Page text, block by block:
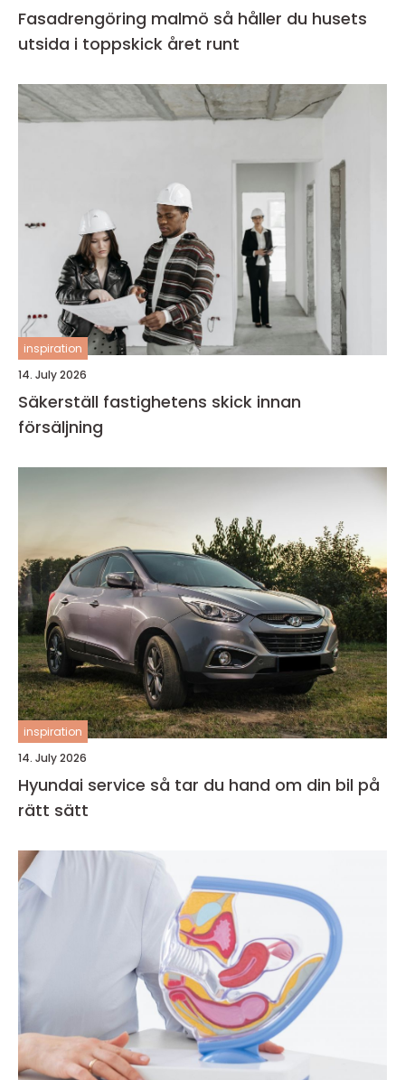
Fasadrengöring malmö så håller du husets
utsida i toppskick året runt
inspiration
14. July 2026
Säkerställ fastighetens skick innan
försäljning
inspiration
14. July 2026
Hyundai service så tar du hand om din bil på
rätt sätt